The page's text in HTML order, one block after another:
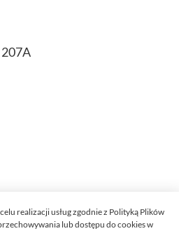
realizacji usług zgodnie z Polityką Plików
lub dostępu do cookies w